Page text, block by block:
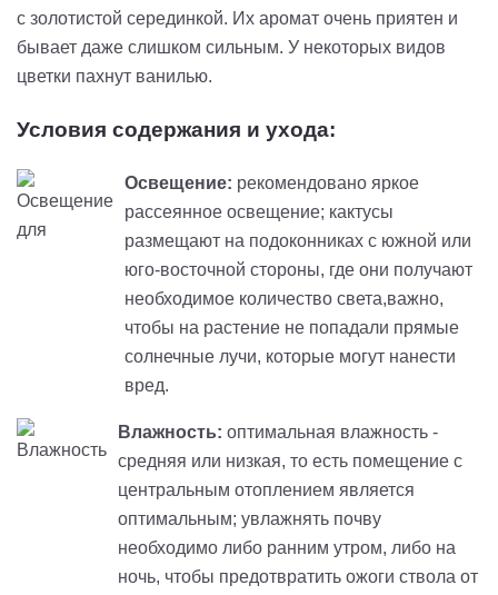
с золотистой серединкой. Их аромат очень приятен и
бывает даже слишком сильным. У некоторых видов
цветки пахнут ванилью.
Условия содержания и ухода:
Освещение: рекомендовано яркое
рассеянное освещение; кактусы
размещают на подоконниках с южной или
юго-восточной стороны, где они получают
необходимое количество света,важно,
чтобы на растение не попадали прямые
солнечные лучи, которые могут нанести
вред.
Влажность: оптимальная влажность -
средняя или низкая, то есть помещение с
центральным отоплением является
оптимальным; увлажнять почву
необходимо либо ранним утром, либо на
ночь, чтобы предотвратить ожоги ствола от